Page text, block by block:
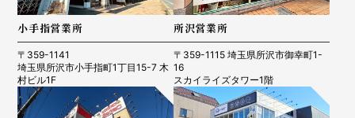
小手指営業所
〒359-1141
埼玉県所沢市小手指町1丁目15-7 木
村ビル1F
所沢営業所
〒359-1115 埼玉県所沢市御幸町1-
16
スカイライズタワー1階